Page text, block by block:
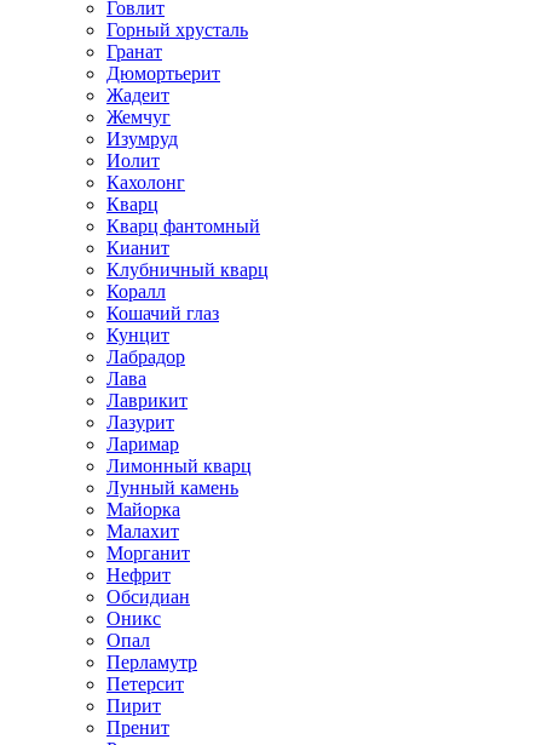
Говлит
Горный хрусталь
Гранат
Дюмортьерит
Жадеит
Жемчуг
Изумруд
Иолит
Кахолонг
Кварц
Кварц фантомный
Кианит
Клубничный кварц
Коралл
Кошачий глаз
Кунцит
Лабрадор
Лава
Лаврикит
Лазурит
Ларимар
Лимонный кварц
Лунный камень
Майорка
Малахит
Морганит
Нефрит
Обсидиан
Оникс
Опал
Перламутр
Петерсит
Пирит
Пренит